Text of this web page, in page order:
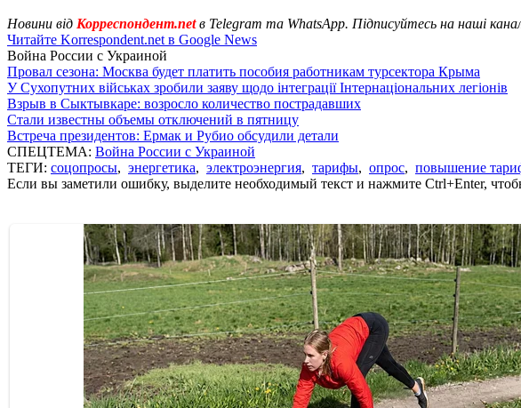
Новини від Корреспондент.netв Telegram та WhatsApp. Підписуйтесь на наші
Читайте Korrespondent.net в Google News
Война России с Украиной
Провал сезона: Москва будет платить пособия работникам турсектора Крыма
У Сухопутних військах зробили заяву щодо інтеграції Інтернаціональних легіонів
Взрыв в Сыктывкаре: возросло количество пострадавших
Стали известны объемы отключений в пятницу
Встреча президентов: Ермак и Рубио обсудили детали
СПЕЦТЕМА: Война России с Украиной
ТЕГИ: соцопросы, энергетика, электроэнергия, тарифы, опрос, повышение
Если вы заметили ошибку, выделите необходимый текст и нажмите Ctrl+Enter,